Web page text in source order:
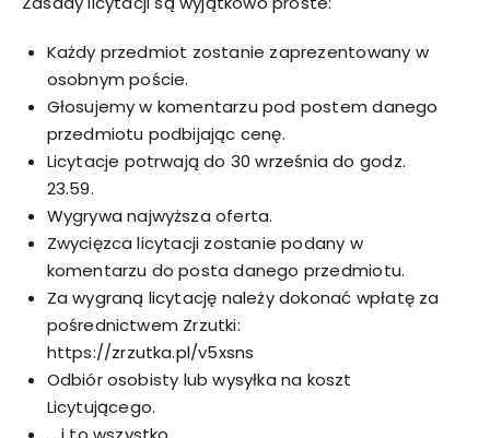
Każdy przedmiot zostanie zaprezentowany w
osobnym poście.
Głosujemy w komentarzu pod postem danego
przedmiotu podbijając cenę.
Licytacje potrwają do 30 września do godz.
23.59.
Wygrywa najwyższa oferta.
Zwycięzca licytacji zostanie podany w
komentarzu do posta danego przedmiotu.
Za wygraną licytację należy dokonać wpłatę za
pośrednictwem Zrzutki:
https://zrzutka.pl/v5xsns
Odbiór osobisty lub wysyłka na koszt
Licytującego.